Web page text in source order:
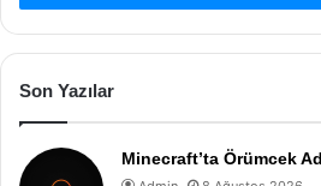
Son Yazılar
Minecraft’ta Örümcek